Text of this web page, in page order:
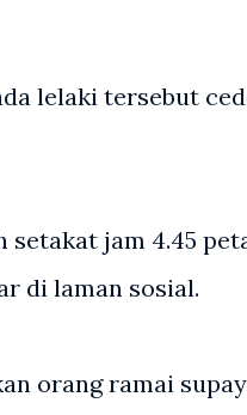
lelaki tersebut
jam 4.45
di laman sosial.
orang ramai